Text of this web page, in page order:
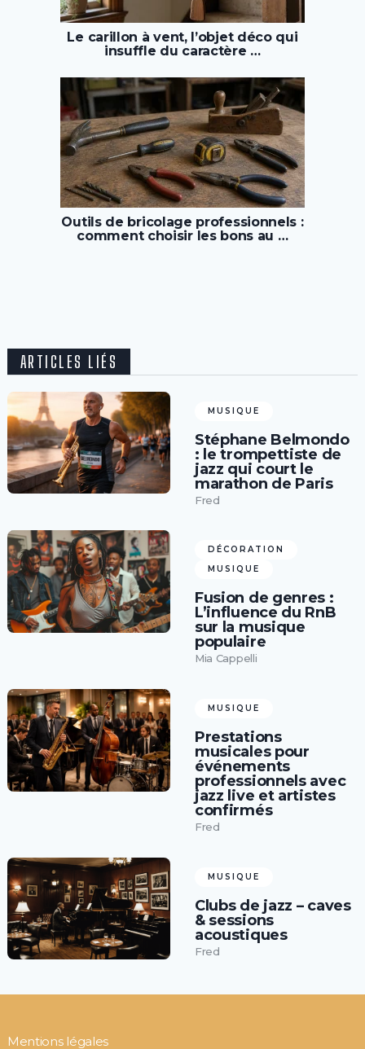
Le carillon à vent, l’objet déco qui
insuffle du caractère …
Outils de bricolage professionnels :
comment choisir les bons au …
ARTICLES LIÉS
MUSIQUE
Stéphane Belmondo
: le trompettiste de
jazz qui court le
marathon de Paris
Fred
DÉCORATION
MUSIQUE
Fusion de genres :
L’influence du RnB
sur la musique
populaire
Mia Cappelli
MUSIQUE
Prestations
musicales pour
événements
professionnels avec
jazz live et artistes
confirmés
Fred
MUSIQUE
Clubs de jazz – caves
& sessions
acoustiques
Fred
Mentions légales